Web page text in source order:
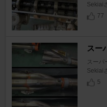
Sekiai
77
スー
スーパ
Sekiai
5